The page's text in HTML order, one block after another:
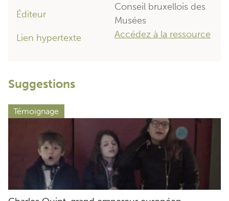
Éditeur
Conseil bruxellois des
Musées
Lien hypertexte
Accédez à la ressource
Suggestions
Témoignage